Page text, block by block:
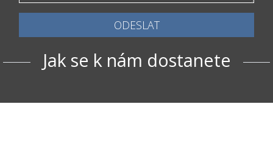
ODESLAT
Jak se k nám dostanete